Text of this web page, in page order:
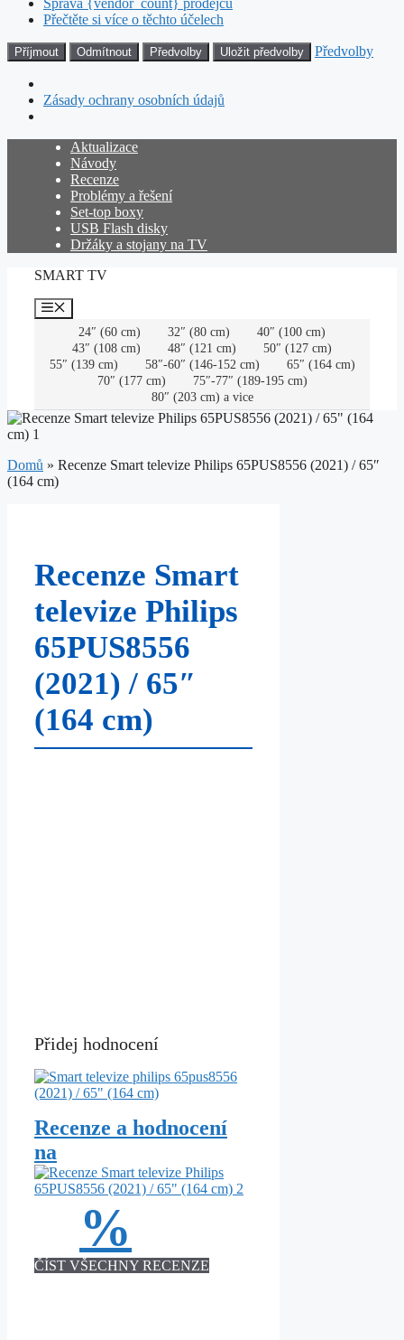
Správa {vendor_count} prodejců
Přečtěte si více o těchto účelech
Příjmout Odmítnout Předvolby Uložit předvolby Předvolby
Zásady ochrany osobních údajů
Přeskočit
Aktualizace
Návody
Recenze
Problémy a řešení
Set-top boxy
USB Flash disky
Držáky a stojany na TV
SMART TV
Menu
24″ (60 cm)
32″ (80 cm)
40″ (100 cm)
43″ (108 cm)
48″ (121 cm)
50″ (127 cm)
55″ (139 cm)
58″-60″ (146-152 cm)
65″ (164 cm)
70″ (177 cm)
75″-77″ (189-195 cm)
80″ (203 cm) a vice
Domů » Recenze Smart televize Philips 65PUS8556 (2021) / 65″
(164 cm)
Recenze Smart
televize Philips
65PUS8556
(2021) / 65″
(164 cm)
Přidej hodnocení
Recenze a hodnocení
na
%
ČÍST VŠECHNY RECENZE